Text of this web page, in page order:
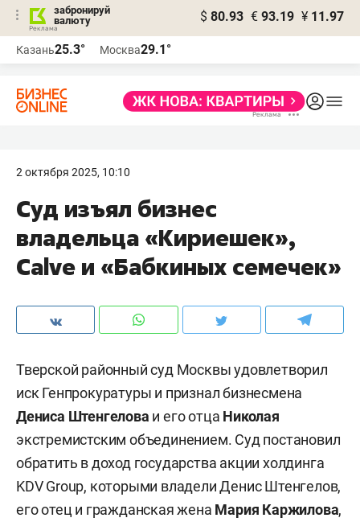
забронируй
валюту
$ 80.93 € 93.19 ¥ 11.97
Казань25.3° Москва29.1°
2 октября 2025, 10:10
Суд изъял бизнес
владельца «Кириешек»,
Calve и «Бабкиных семечек»
Тверской районный суд Москвы удовлетворил
иск Генпрокуратуры и признал бизнесмена
Дениса Штенгелова и его отца Николая
экстремистским объединением. Суд постановил
обратить в доход государства акции холдинга
KDV Group, которыми владели Денис Штенгелов,
его отец и гражданская жена Мария Каржилова,